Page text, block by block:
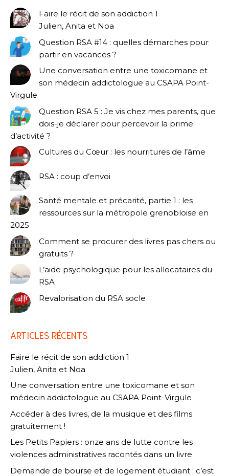
Faire le récit de son addiction 1
Julien, Anita et Noa
Question RSA #14 : quelles démarches pour
partir en vacances ?
Une conversation entre une toxicomane et
son médecin addictologue au CSAPA Point-
Virgule
Question RSA 5 : Je vis chez mes parents, que
dois-je déclarer pour percevoir la prime
d’activité ?
Cultures du Cœur : les nourritures de l’âme
RSA : coup d’envoi
Santé mentale et précarité, partie 1 : les
ressources sur la métropole grenobloise en
2025
Comment se procurer des livres pas chers ou
gratuits ?
L’aide psychologique pour les allocataires du
RSA
Revalorisation du RSA socle
ARTICLES RÉCENTS
Faire le récit de son addiction 1
Julien, Anita et Noa
Une conversation entre une toxicomane et son
médecin addictologue au CSAPA Point-Virgule
Accéder à des livres, de la musique et des films
gratuitement !
Les Petits Papiers : onze ans de lutte contre les
violences administratives racontés dans un livre
Demande de bourse et de logement étudiant : c’est